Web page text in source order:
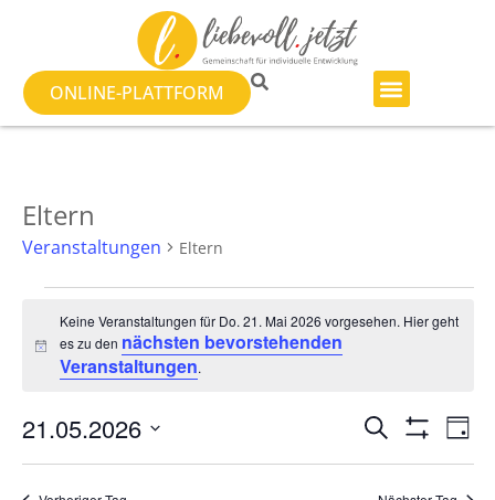
ONLINE-PLATTFORM
Eltern
Veranstaltungen Eltern
Hinweis
Keine Veranstaltungen für Do. 21. Mai 2026 vorgesehen. Hier geht
es zu den nächsten bevorstehenden
Veranstaltungen.
Suche
SUCHE TAG
21.05.2026
wählen.